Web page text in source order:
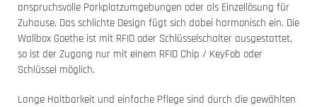
anspruchsvolle Parkplatzumgebungen oder als Einzellösung für
Zuhause. Das schlichte Design fügt sich dabei harmonisch ein. Die
Wallbox Goethe ist mit RFID oder Schlüsselschalter ausgestattet,
so ist der Zugang nur mit einem RFID Chip / KeyFob oder
Schlüssel möglich.
Lange Haltbarkeit und einfache Pflege sind durch die gewählten